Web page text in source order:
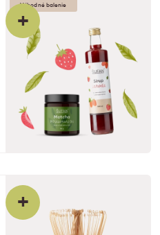
+
Výhodné balenie
+